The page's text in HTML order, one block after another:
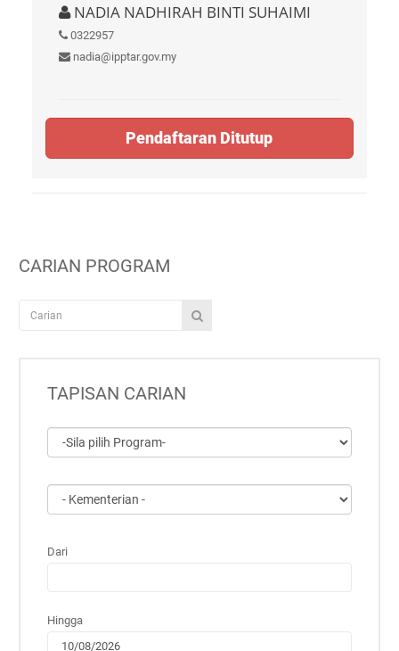
NADIA NADHIRAH BINTI SUHAIMI
0322957
nadia@ipptar.gov.my
Pendaftaran Ditutup
CARIAN PROGRAM
TAPISAN CARIAN
Dari
Hingga